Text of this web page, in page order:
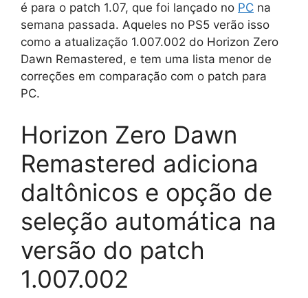
é para o patch 1.07, que foi lançado no PC na
semana passada. Aqueles no PS5 verão isso
como a atualização 1.007.002 do Horizon Zero
Dawn Remastered, e tem uma lista menor de
correções em comparação com o patch para
PC.
Horizon Zero Dawn
Remastered adiciona
daltônicos e opção de
seleção automática na
versão do patch
1.007.002